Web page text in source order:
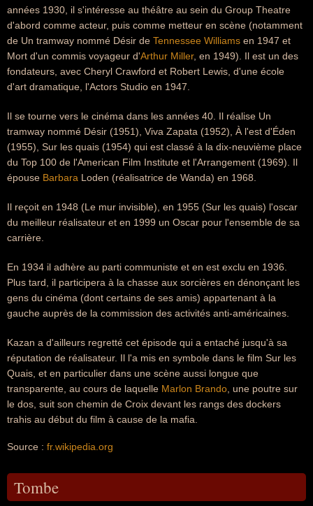
années 1930, il s'intéresse au théâtre au sein du Group Theatre
d'abord comme acteur, puis comme metteur en scène (notamment
de Un tramway nommé Désir de Tennessee Williams en 1947 et
Mort d'un commis voyageur d'Arthur Miller, en 1949). Il est un des
fondateurs, avec Cheryl Crawford et Robert Lewis, d'une école
d'art dramatique, l'Actors Studio en 1947.
Il se tourne vers le cinéma dans les années 40. Il réalise Un
tramway nommé Désir (1951), Viva Zapata (1952), À l'est d'Éden
(1955), Sur les quais (1954) qui est classé à la dix-neuvième place
du Top 100 de l'American Film Institute et l'Arrangement (1969). Il
épouse Barbara Loden (réalisatrice de Wanda) en 1968.
Il reçoit en 1948 (Le mur invisible), en 1955 (Sur les quais) l'oscar
du meilleur réalisateur et en 1999 un Oscar pour l'ensemble de sa
carrière.
En 1934 il adhère au parti communiste et en est exclu en 1936.
Plus tard, il participera à la chasse aux sorcières en dénonçant les
gens du cinéma (dont certains de ses amis) appartenant à la
gauche auprès de la commission des activités anti-américaines.
Kazan a d'ailleurs regretté cet épisode qui a entaché jusqu'à sa
réputation de réalisateur. Il l'a mis en symbole dans le film Sur les
Quais, et en particulier dans une scène aussi longue que
transparente, au cours de laquelle Marlon Brando , une poutre sur
le dos, suit son chemin de Croix devant les rangs des dockers
trahis au début du film à cause de la mafia.
Source : fr.wikipedia.org
Tombe